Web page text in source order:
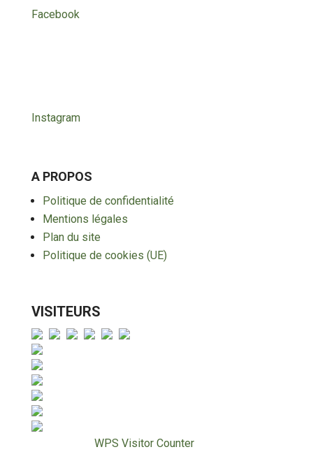
Facebook
Instagram
A PROPOS
Politique de confidentialité
Mentions légales
Plan du site
Politique de cookies (UE)
VISITEURS
Views Today : 6
Views Yesterday : 68
Views Last 7 days : 770
Views Last 30 days : 3082
Views This Year : 16876
Total views : 184274
WPS Visitor Counter